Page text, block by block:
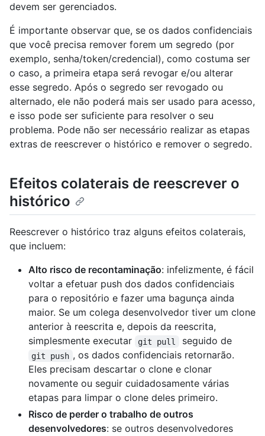
devem ser gerenciados.
É importante observar que, se os dados confidenciais
que você precisa remover forem um segredo (por
exemplo, senha/token/credencial), como costuma ser
o caso, a primeira etapa será revogar e/ou alterar
esse segredo. Após o segredo ser revogado ou
alternado, ele não poderá mais ser usado para acesso,
e isso pode ser suficiente para resolver o seu
problema. Pode não ser necessário realizar as etapas
extras de reescrever o histórico e remover o segredo.
Efeitos colaterais de reescrever o
histórico
Reescrever o histórico traz alguns efeitos colaterais,
que incluem:
Alto risco de recontaminação: infelizmente, é fácil
voltar a efetuar push dos dados confidenciais
para o repositório e fazer uma bagunça ainda
maior. Se um colega desenvolvedor tiver um clone
anterior à reescrita e, depois da reescrita,
simplesmente executar
git pull seguido de
git push , os dados confidenciais retornarão.
Eles precisam descartar o clone e clonar
novamente ou seguir cuidadosamente várias
etapas para limpar o clone deles primeiro.
Risco de perder o trabalho de outros
desenvolvedores: se outros desenvolvedores